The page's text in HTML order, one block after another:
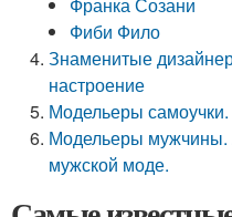
Фиби Фило
Знаменитые
настроение
Модельеры
Модельеры мужчины.
мужской моде.